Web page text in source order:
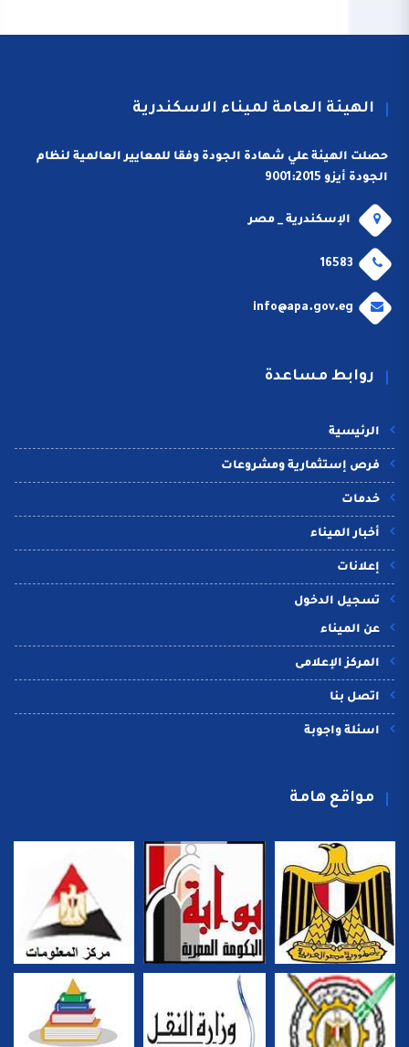
الهيئة العامة لميناء الاسكندرية
حصلت الهيئة علي شهادة الجودة وفقا للمعايير العالمية لنظام
الجودة أيزو 9001:2015
الإسكندرية _ مصر
16583
info@apa.gov.eg
روابط مساعدة
الرئيسية
فرص إستثمارية ومشروعات
خدمات
أخبار الميناء
إعلانات
تسجيل الدخول
عن الميناء
المركز الإعلامى
اتصل بنا
اسئلة واجوبة
مواقع هامة